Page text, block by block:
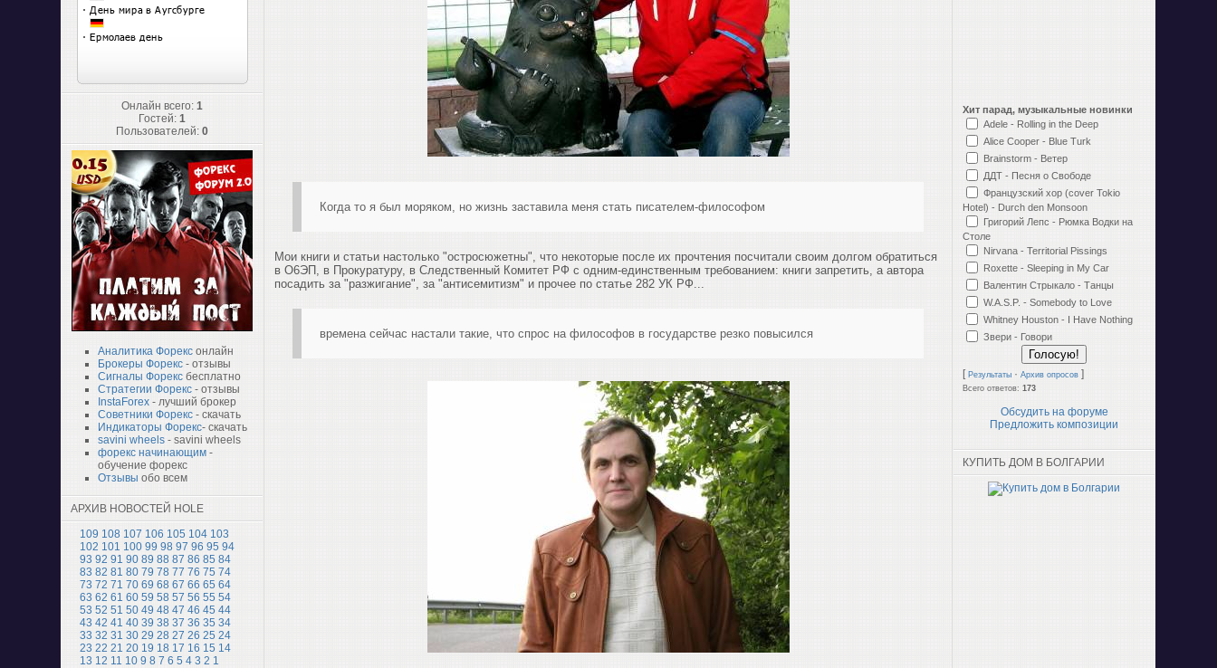
Онлайн всего:1
Гостей:1
Пользователей:0
Аналитика Форекс онлайн
Брокеры Форекс - отзывы
Сигналы Форекс бесплатно
Стратегии Форекс - отзывы
InstaForex - лучший брокер
Советники Форекс - скачать
Индикаторы Форекс- скачать
savini wheels - savini wheels
форекс начинающим -
обучение форекс
Отзывы обо всем
АРХИВ НОВОСТЕЙ HOLE
109 108 107 106 105 104 103
102 101 100 99 98 97 96 95 94
93 92 91 90 89 88 87 86 85 84
83 82 81 80 79 78 77 76 75 74
73 72 71 70 69 68 67 66 65 64
63 62 61 60 59 58 57 56 55 54
53 52 51 50 49 48 47 46 45 44
43 42 41 40 39 38 37 36 35 34
33 32 31 30 29 28 27 26 25 24
23 22 21 20 19 18 17 16 15 14
13 12 11 10 9 8 7 6 5 4 3 2 1
Когда то я был моряком, но жизнь заставила меня стать писателем-философом
Мои книги и статьи настолько "остросюжетны", что некоторые после их прочтения посчитали своим долгом обратиться
в О6ЭП, в Прокуратуру, в Следственный Комитет РФ с одним-единственным требованием: книги запретить, а автора
посадить за "разжигание", за "антисемитизм" и прочее по статье 282 УК РФ...
времена сейчас настали такие, что спрос на философов в государстве резко повысился
Хит парад, музыкальные новинки
Adele - Rolling in the Deep
Alice Cooper - Blue Turk
Brainstorm - Ветер
ДДТ - Песня о Свободе
Французский хор (cover Tokio
Hotel) - Durch den Monsoon
Григорий Лепс - Рюмка Водки на
Столе
Nirvana - Territorial Pissings
Roxette - Sleeping in My Car
Валентин Стрыкало - Танцы
W.A.S.P. - Somebody to Love
Whitney Houston - I Have Nothing
Звери - Говори
[Результаты ·Архив опросов ]
Всего ответов:173
Обсудить на форуме
Предложить композиции
КУПИТЬ ДОМ В БОЛГАРИИ